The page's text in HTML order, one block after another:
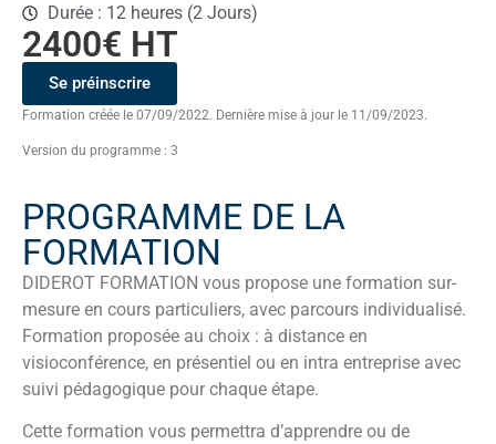
Durée : 12 heures (2 Jours)
2400€ HT
Se préinscrire
Formation créée le 07/09/2022. Dernière mise à jour le 11/09/2023.
Version du programme : 3
PROGRAMME DE LA
FORMATION
DIDEROT FORMATION vous propose une formation sur-
mesure en cours particuliers, avec parcours individualisé.
Formation proposée au choix : à distance en
visioconférence, en présentiel ou en intra entreprise avec
suivi pédagogique pour chaque étape.
Cette formation vous permettra d’apprendre ou de